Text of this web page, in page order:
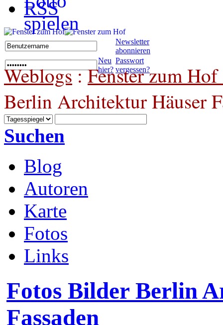
Newsletter
abonnieren
Neu
hier?
Passwort
vergessen?
Weblogs:Fenster zum
Berlin Architektur Häuser
Suchen
Blog
Autoren
Karte
Fotos
Links
Fotos Bilder Berlin
Fassaden